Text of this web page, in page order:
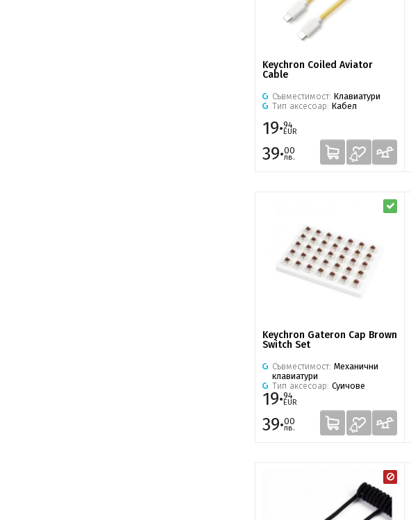
Keychron Coiled Aviator
Cable
Съвместимост: Клавиатури
Тип аксесоар: Кабел
19·94
EUR
39·00
лв.
Keychron Gateron Cap Brown
Switch Set
Съвместимост: Механични
клавиатури
Тип аксесоар: Суичове
19·94
EUR
39·00
лв.